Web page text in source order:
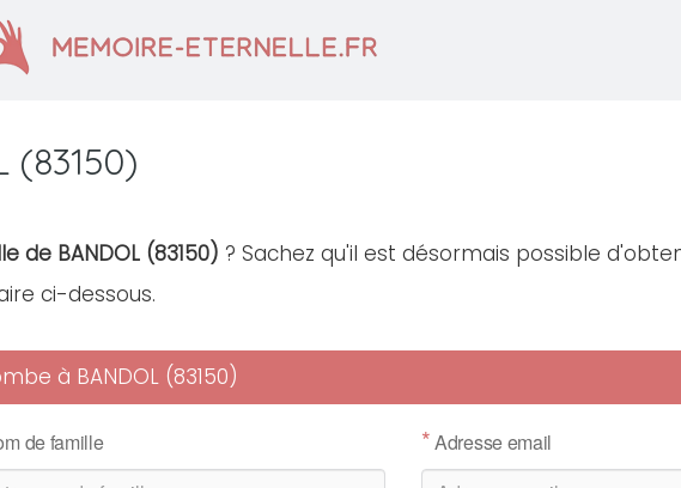
(83150)
de BANDOL (83150) ? Sachez qu'il est désormais possible
ci-dessous.
à BANDOL (83150)
de famille *Adresse email